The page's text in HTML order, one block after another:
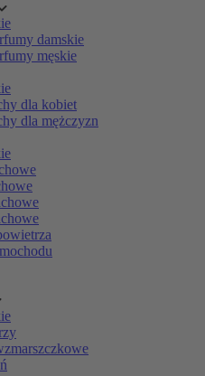
damskie
męskie
dla kobiet
dla mężczyzn